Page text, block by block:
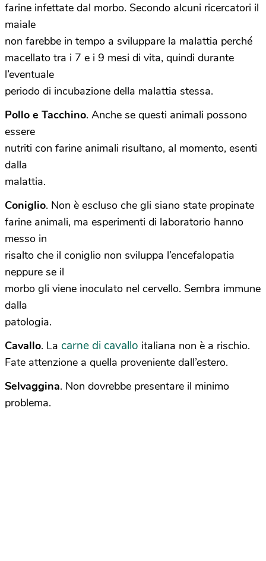
farine infettate dal morbo. Secondo alcuni ricercatori il
maiale
non farebbe in tempo a sviluppare la malattia perché
macellato tra i 7 e i 9 mesi di vita, quindi durante
l’eventuale
periodo di incubazione della malattia stessa.
Pollo e Tacchino. Anche se questi animali possono
essere
nutriti con farine animali risultano, al momento, esenti
dalla
malattia.
Coniglio. Non è escluso che gli siano state propinate
farine animali, ma esperimenti di laboratorio hanno
messo in
risalto che il coniglio non sviluppa l’encefalopatia
neppure se il
morbo gli viene inoculato nel cervello. Sembra immune
dalla
patologia.
Cavallo. La carne di cavallo italiana non è a rischio.
Fate attenzione a quella proveniente dall’estero.
Selvaggina. Non dovrebbe presentare il minimo
problema.